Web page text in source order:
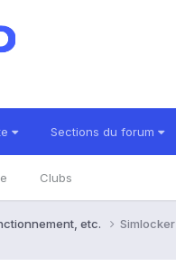
Sections du forum
Clubs
etc. Simlocker